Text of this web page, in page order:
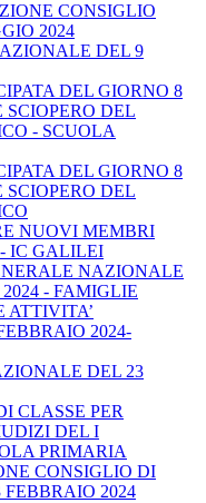
CONSIGLIO
2024
DEL 9
DEL GIORNO 8
DEL
- SCUOLA
DEL GIORNO 8
DEL
NUOVI MEMBRI
IC GALILEI
NAZIONALE
- FAMIGLIE
ATTIVITA’
2024-
DEL 23
CLASSE PER
DEL I
PRIMARIA
CONSIGLIO DI
2024